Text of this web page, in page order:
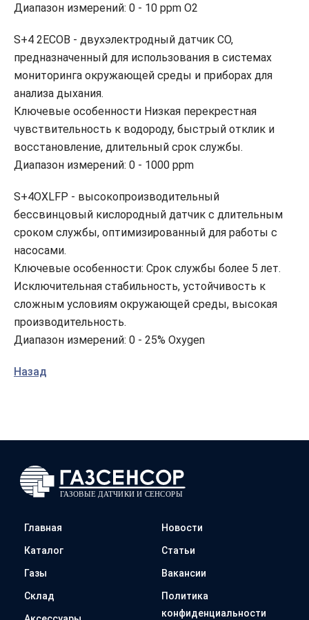
Диапазон измерений: 0 - 10 ppm O2
S+4 2ECOB - двухэлектродный датчик CO,
предназначенный для использования в системах
мониторинга окружающей среды и приборах для
анализа дыхания.
Ключевые особенности Низкая перекрестная
чувствительность к водороду, быстрый отклик и
восстановление, длительный срок службы.
Диапазон измерений: 0 - 1000 ppm
S+4OXLFP - высокопроизводительный
бессвинцовый кислородный датчик с длительным
сроком службы, оптимизированный для работы с
насосами.
Ключевые особенности: Срок службы более 5 лет.
Исключительная стабильность, устойчивость к
сложным условиям окружающей среды, высокая
производительность.
Диапазон измерений: 0 - 25% Oxygen
Назад
Главная
Каталог
Газы
Склад
Новости
Статьи
Вакансии
Политика
конфиденциальности